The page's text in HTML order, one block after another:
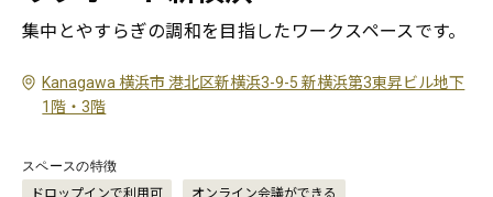
集中とやすらぎの調和を目指したワークスペースです。
Kanagawa 横浜市 港北区新横浜3-9-5 新横浜第3東昇ビル地下
1階・3階
スペースの特徴
ドロップインで利用可 オンライン会議ができる